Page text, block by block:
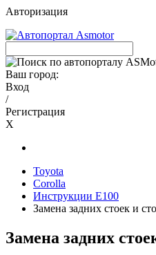
Авторизация
Ваш город:
Вход
/
Регистрация
X
Toyota
Corolla
Инструкции E100
Замена задних стоек и
Замена задних